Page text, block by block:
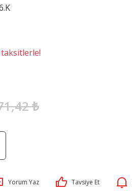
₺
Yorum Yaz Tavsiye Et